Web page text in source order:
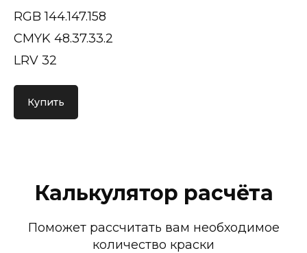
RGB 144.147.158
CMYK 48.37.33.2
LRV 32
Купить
Калькулятор расчёта
Поможет рассчитать вам необходимое
количество краски